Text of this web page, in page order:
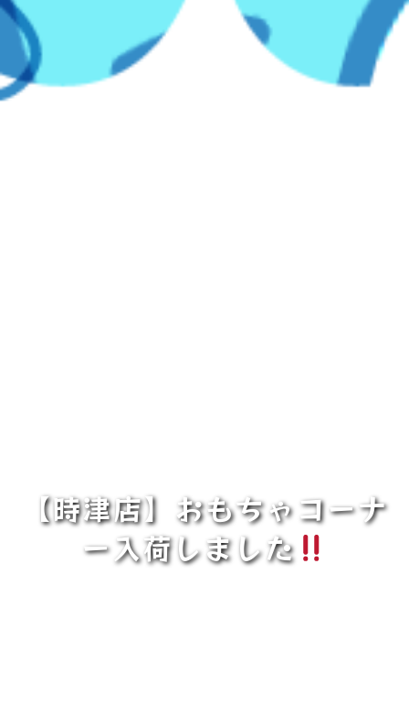
【時津店】おもちゃコーナ
ー入荷しました